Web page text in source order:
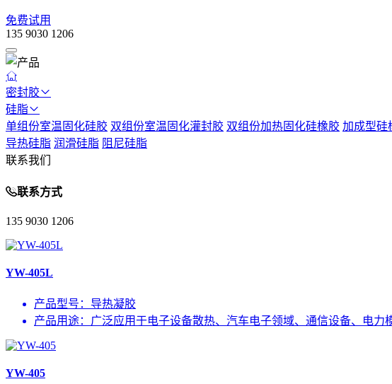
免费试用
135 9030 1206
密封胶
硅脂
单组份室温固化硅胶 双组份室温固化灌封胶 双组份加热固化硅橡胶 加成型硅
导热硅脂 润滑硅脂 阻尼硅脂
联系我们
联系方式
135 9030 1206
YW-405L
产品型号： 导热凝胶
产品用途： 广泛应用于电子设备散热、汽车电子领域、通信设备、电力
YW-405